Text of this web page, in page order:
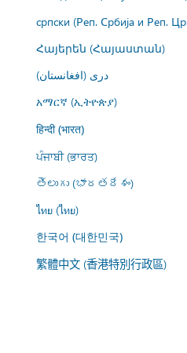
српски (Реп. Србија и Реп.
Հայերեն (Հայաստան)
درى (افغانستان)
አማርኛ (ኢትዮጵያ)
हिन्दी (भारत)
ਪੰਜਾਬੀ (ਭਾਰਤ)
తెలుగు (భారతదేశం)
ไทย (ไทย)
한국어 (대한민국)
繁體中文 (香港特別行政區)